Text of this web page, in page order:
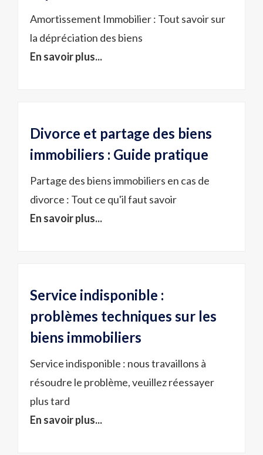
Amortissement Immobilier : Tout savoir sur
la dépréciation des biens
En savoir plus...
Divorce et partage des biens
immobiliers : Guide pratique
Partage des biens immobiliers en cas de
divorce : Tout ce qu'il faut savoir
En savoir plus...
Service indisponible :
problèmes techniques sur les
biens immobiliers
Service indisponible : nous travaillons à
résoudre le problème, veuillez réessayer
plus tard
En savoir plus...